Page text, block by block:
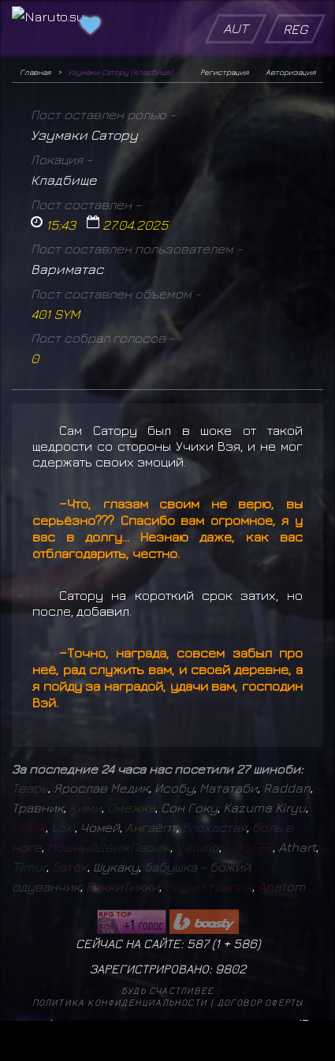
AUT REG
Главная Узумаки Сатору (Кладбище) Авторизация
Регистрация
Пост оставлен ролью -
Узумаки Сатору
Локация -
Кладбище
Пост составлен -
15:43 27.04.2025
Пост составлен пользователем -
Вариматас
Пост составлен объемом -
401 SYM
Пост собрал голосов -
0
Сам Сатору был в шоке от такой
щедрости со стороны Учихи Вэя, и не мог
сдержать своих эмоций.
–Что, глазам своим не верю, вы
серьёзно??? Спасибо вам огромное, я у
вас в долгу... Незнаю даже, как вас
отблагодарить, честно.
Сатору на короткий срок затих, но
после, добавил.
–Точно, награда, совсем забыл про
неё, рад служить вам, и своей деревне, а
я пойду за наградой, удачи вам, господин
Вэй.
За последние 24 часа нас посетили 27 шиноби:
Тварь Ярослав Медик, Исобу, Мататаби, Raddan
Травник, Кими Омежка, Сон Гоку, Kazuma Kiryu,
DEFIX, L oki, Чомей, Ангаёпт,Блохастая, боль в
ноге Мощный Д ижПариж, l urio OSTER, Athart,
Timur, Батёк, Шукаку, Бабушка - божий
одуванчик, РиккиТикки, Милый трапик, Anatom
СЕЙЧАС НА САЙТЕ: 587 (1+ 586)
ЗАРЕГИСТРИРОВАНО: 9802
БУДЬ СЧАСТЛИВЕЕ
ПОЛИТИКА КОНФИДЕНЦИАЛЬНОСТИ| ДОГОВОР ОФЕРТЫ
mistral 17